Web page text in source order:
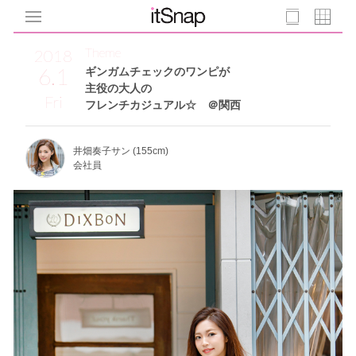
2018
6.1
Fri
ギンガムチェックのワンピが
主役の大人の
フレンチカジュアル☆ ＠関西
Theme
井畑奏子サン (155cm)
会社員